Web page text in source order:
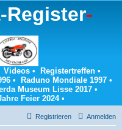
-Register-
Videos• Registertreffen•
• Raduno Mondiale 1997•
Museum Lisse 2017 •
Feier 2024•
Anmelden
Registrieren